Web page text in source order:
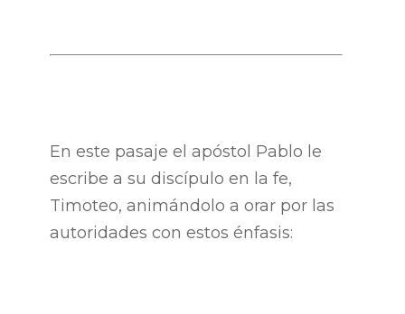
En este pasaje el apóstol Pablo le
escribe a su discípulo en la fe,
Timoteo, animándolo a orar por las
autoridades con estos énfasis: